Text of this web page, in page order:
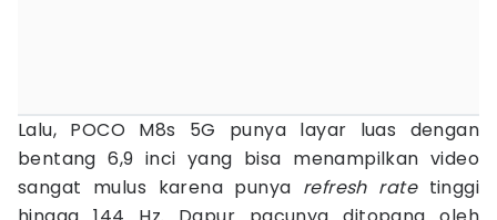
Lalu, POCO M8s 5G punya layar luas dengan
bentang 6,9 inci yang bisa menampilkan video
sangat mulus karena punya refresh ratetinggi